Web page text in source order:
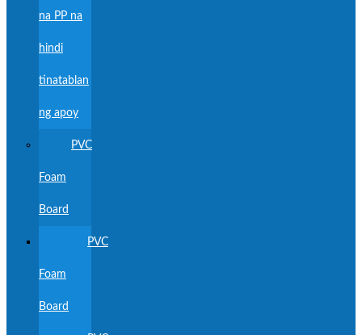
na PP na
hindi
tinatablan
ng apoy
PVC
Foam
Board
PVC
Foam
Board